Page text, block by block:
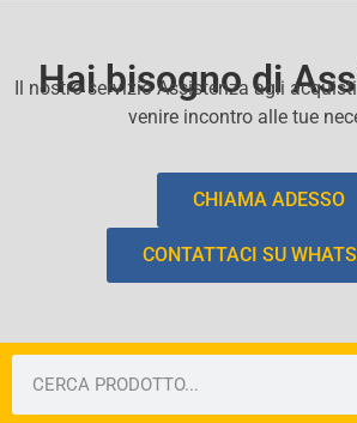
Hai bisogno di
Il nostro servizio Assistenza agli
venire incontro alle tue
CHIAMA ADESSO
CONTATTACI SU